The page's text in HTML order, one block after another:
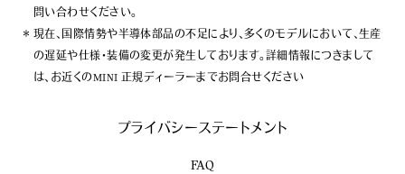
問い合わせください。
現在、国際情勢や半導体部品の不足により、多くのモデルにおいて、生産
の遅延や仕様・装備の変更が発生しております。詳細情報につきまして
は、お近くのMINI 正規ディーラーまでお問合せください
プライバシーステートメント
FAQ